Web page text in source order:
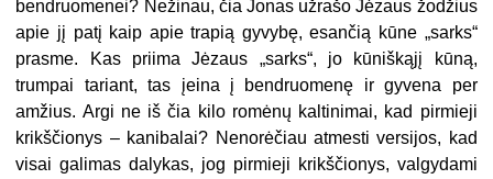
bendruomenei? Nežinau, čia Jonas užrašo Jėzaus žodžius
apie jį patį kaip apie trapią gyvybę, esančią kūne „sarks“
prasme. Kas priima Jėzaus „sarks“, jo kūniškąjį kūną,
trumpai tariant, tas įeina į bendruomenę ir gyvena per
amžius. Argi ne iš čia kilo romėnų kaltinimai, kad pirmieji
krikščionys – kanibalai? Nenorėčiau atmesti versijos, kad
visai galimas dalykas, jog pirmieji krikščionys, valgydami